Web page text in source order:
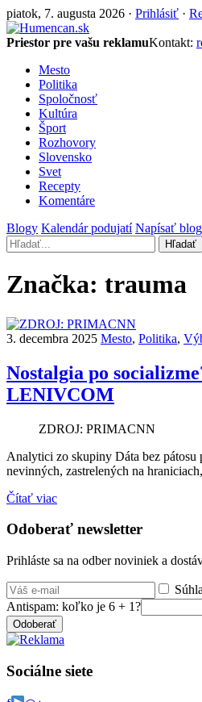
piatok, 7. augusta 2026 · Prihlásiť ·
Priestor pre vašu reklamuKontakt:
Mesto
Politika
Spoločnosť
Kultúra
Šport
Rozhovory
Slovensko
Svet
Recepty
Komentáre
Blogy Kalendár podujatí Napísať blog
Hľadať
Značka: trauma
3. decembra 2025 Mesto, Politika,
Nostalgia po
LENIVCOM
ZDROJ: PRIMACNN
Analytici zo skupiny Dáta bez
nevinných, zastrelených na
Čítať viac
Odoberať newsletter
Prihláste sa na odber noviniek a
Antispam: koľko je 6 + 1?
Odoberať
Sociálne siete